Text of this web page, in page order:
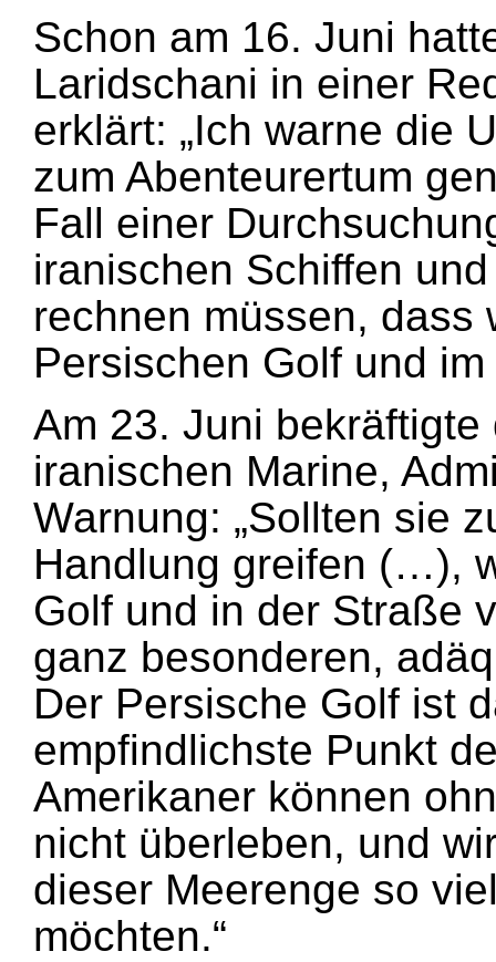
Schon am 16. Juni
Laridschani in einer
erklärt: „Ich warne die
zum Abenteurertum
Fall einer
iranischen Schiffen
rechnen müssen, dass
Persischen Golf und
Am 23. Juni
iranischen Marine,
Warnung: „Sollten sie
Handlung greifen (…),
Golf und in der Straße
ganz besonderen,
Der Persische Golf ist
empfindlichste Punkt
Amerikaner können
nicht überleben, und
dieser Meerenge so
möchten.“